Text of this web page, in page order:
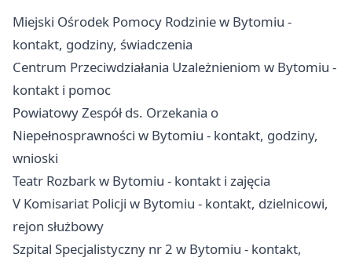
Miejski Ośrodek Pomocy Rodzinie w Bytomiu -
kontakt, godziny, świadczenia
Centrum Przeciwdziałania Uzależnieniom w Bytomiu -
kontakt i pomoc
Powiatowy Zespół ds. Orzekania o
Niepełnosprawności w Bytomiu - kontakt, godziny,
wnioski
Teatr Rozbark w Bytomiu - kontakt i zajęcia
V Komisariat Policji w Bytomiu - kontakt, dzielnicowi,
rejon służbowy
Szpital Specjalistyczny nr 2 w Bytomiu - kontakt,